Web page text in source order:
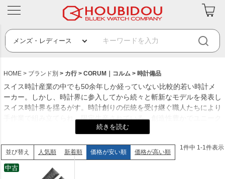
HOME ブランド別 カ行 CORUM｜コルム 時計備品
スイス時計産業の中でも50余年しか経っていない比較的若い時計メ
ーカー。しかし、時計界に参入してから続々と斬新なモデルを発表し
スイス時計界を揺るがす。時計創りの伝統を受け継ぐ職人たちにより
手作業で組み立てられ、限定生産されている。創造性豊かでユニーク
なデザイン、時計を細部にわたって引き立たせる装飾など、コルム社
「完全な時への鍵」（Key To Perfect Time ）に由来されている。
創業年：1956年
発祥地：スイスのラ・ショー＝ド＝フォン
並び替え 人気順 新着順 価格が安い順 価格が高い順
1件中 1-1件表示
中古